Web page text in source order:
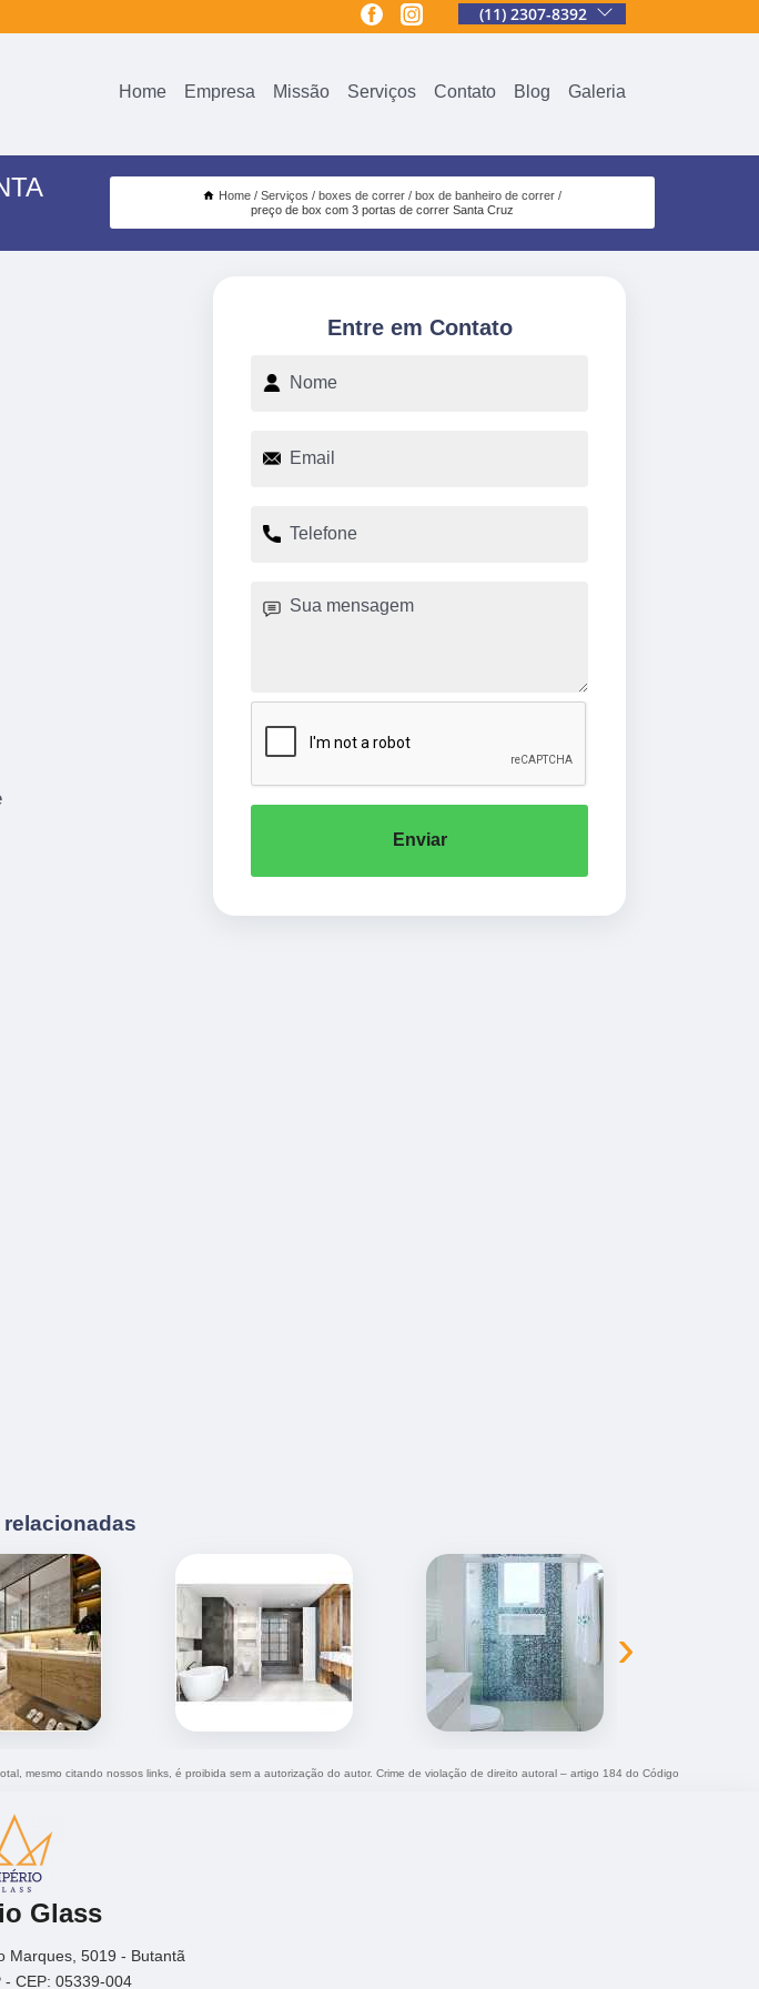
(11) 2307-8392
Home Empresa Missão Serviços Contato Blog Galeria
Home Serviços boxes de correr
box de banheiro de correr
preço de box com 3 portas de correr Santa Cruz
Entre em Contato
Enviar
›
mesmo citando nossos links, é proibida sem a autorização do autor. Crime de violação de direito autoral – artigo 184 do Código
Glass
Marques, 5019 - Butantã
- CEP: 05339-004